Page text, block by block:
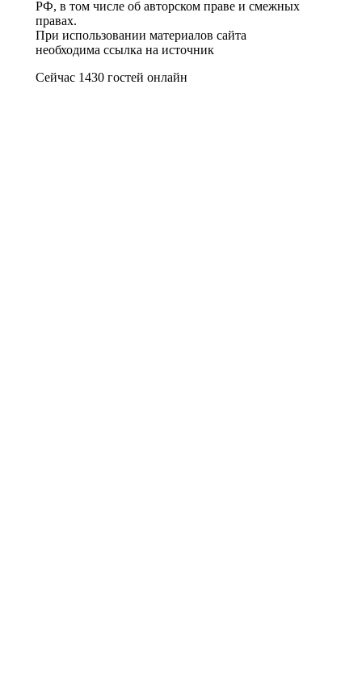
РФ, в том числе об авторском праве и смежных
правах.
При использовании материалов сайта
необходима ссылка на источник
Сейчас 1430 гостей онлайн